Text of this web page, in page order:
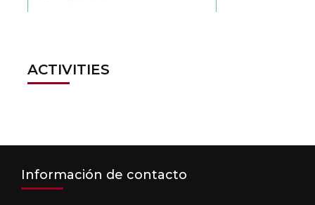
ACTIVITIES
Información de contacto